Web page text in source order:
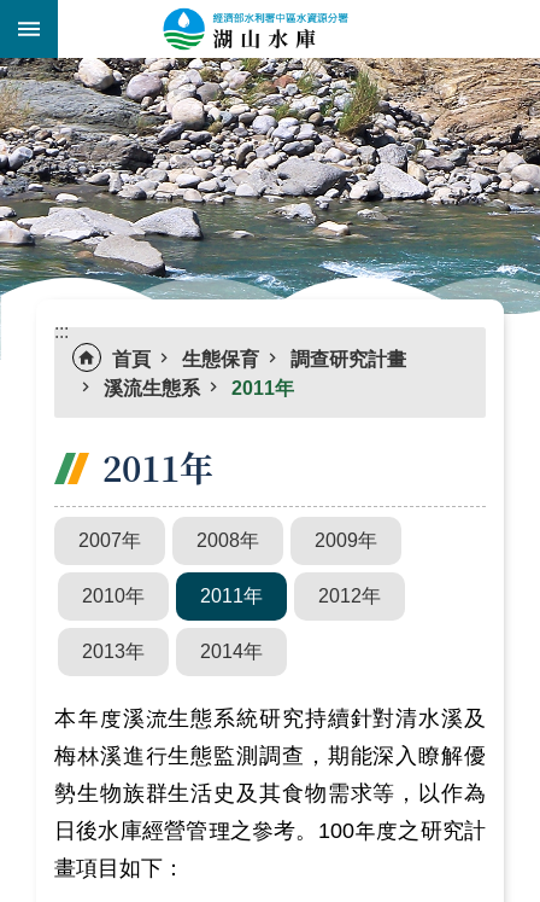
跳到主要內容區塊
::: _
:::
首頁
生態保育
調查研究計畫
溪流生態系
2011年
2011年
2007年 2008年 2009年
2010年 2011年 2012年
2013年 2014年
本年度溪流生態系統研究持續針對清水溪及
梅林溪進行生態監測調查，期能深入瞭解優
勢生物族群生活史及其食物需求等，以作為
日後水庫經營管理之參考。100年度之研究計
畫項目如下：